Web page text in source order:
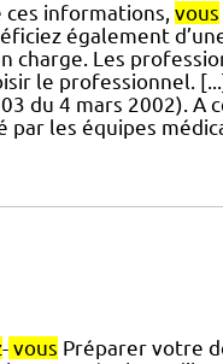
ces informations, vous
également
charge. Les
le professionnel.
du 4 mars 2002). A
les équipes
- vous Préparer votre